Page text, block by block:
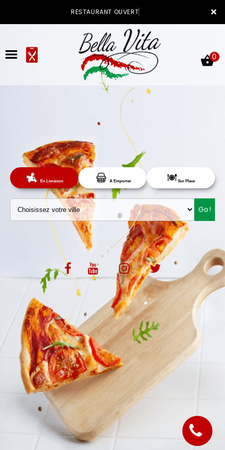
×
RESTAURANT OUVERT
ACCUEIL
LA CARTE
VOTRE COMPTE
NOTRE RESTAURANT
MENTIONS LÉGALES
C.G.V
0
En Livraison A Emporter Sur Place
Go!